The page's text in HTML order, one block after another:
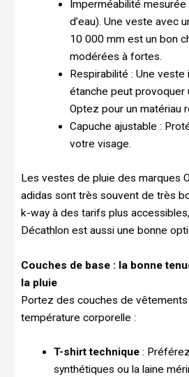
Imperméabilité
d’eau). Une veste avec
10 000 mm est un bon
modérées à fortes.
Respirabilité : Une
étanche peut provoquer
Optez pour un matériau
Capuche ajustable :
votre visage.
Les vestes de pluie des marques
adidas sont très souvent de très
k-way à des tarifs plus
Décathlon est aussi une bonne
Couches de base : la bonne
la pluie
Portez des couches de
température corporelle :
T-shirt technique:
synthétiques ou la laine